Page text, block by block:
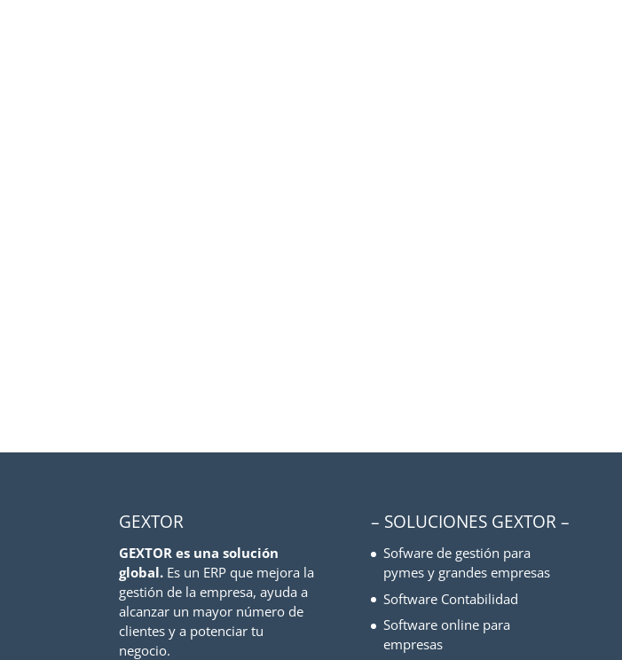
GEXTOR
GEXTOR es una solución
global. Es un ERP que mejora la
gestión de la empresa, ayuda a
alcanzar un mayor número de
clientes y a potenciar tu
negocio.
– SOLUCIONES GEXTOR –
Sofware de gestión para
pymes y grandes empresas
Software Contabilidad
Software online para
empresas